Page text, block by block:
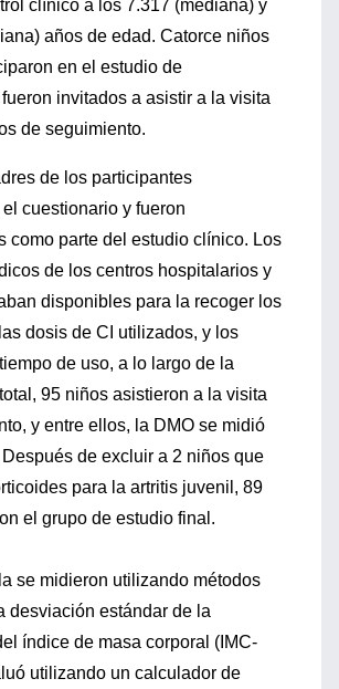
clínico a los 7.317 (mediana) y
años de edad. Catorce niños
en el estudio de
invitados a asistir a la visita
de seguimiento.
de los participantes
cuestionario y fueron
como parte del estudio clínico. Los
de los centros hospitalarios y
disponibles para la recoger los
dosis de CI utilizados, y los
de uso, a lo largo de la
95 niños asistieron a la visita
y entre ellos, la DMO se midió
de excluir a 2 niños que
para la artritis juvenil, 89
el grupo de estudio final.
se midieron utilizando métodos
desviación estándar de la
índice de masa corporal (IMC-
utilizando un calculador de